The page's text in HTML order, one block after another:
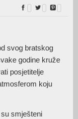
svog bratskog
godine kruže
posjetitelje
koju
smješteni